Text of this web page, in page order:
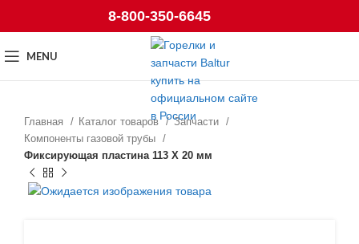
8-800-350-6645
MENU
Главная Каталог товаров
Запчасти
Компоненты газовой трубы
Фиксирующая пластина 113 X 20 мм